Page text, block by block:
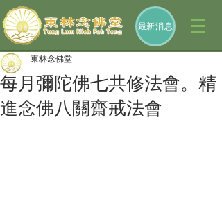
最新消息
每月彌陀佛七共修法會。精
進念佛八關齋戒法會
東林念佛堂